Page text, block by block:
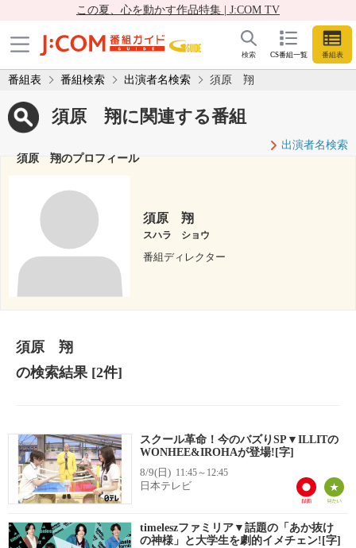
この夏、心を動かす作品特集 | J:COM TV
CS番組一覧 番組表
検索
番組表 番組検索 出演者名検索 須原 翔
須原 翔に関連する番組
出演者名検索
須原 翔のプロフィール
須原 翔
スハラ ショウ
番組ディレクター
須原 翔
の検索結果[2件]
スクール革命！今のバズりSP▼ILLITの
WONHEE&IROHAが登場![字]
8/9(日) 11:45～12:45
日本テレビ
timeleszファミリア▼話題の「あか抜け
の神様」と大学生を劇的イメチェン![字]